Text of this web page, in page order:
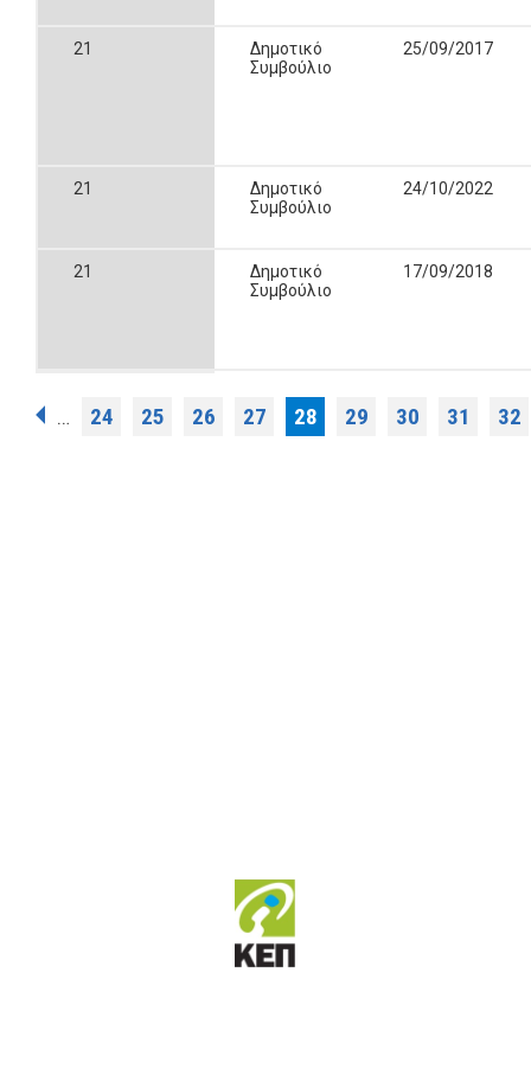
21
Δημοτικό
Συμβούλιο
25/09/2017
21
Δημοτικό
Συμβούλιο
24/10/2022
21
Δημοτικό
Συμβούλιο
17/09/2018
Σελίδες
… 24 25 26 27 28 29 30 31 32